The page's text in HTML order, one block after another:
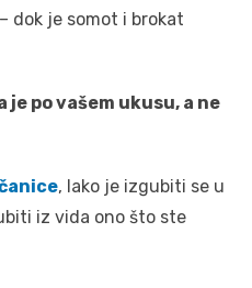
dok je somot i brokat
po vašem ukusu, a ne
, lako je izgubiti se u
iz vida ono što ste